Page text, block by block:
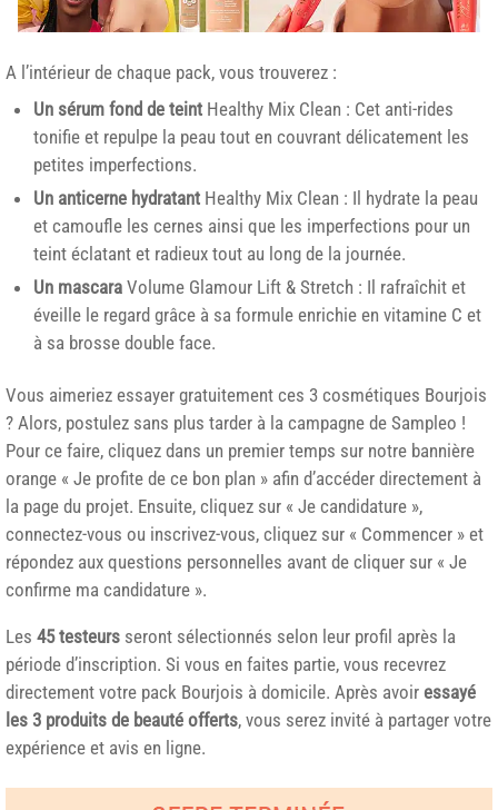
A l’intérieur de chaque pack, vous trouverez :
Un sérum fond de teint Healthy Mix Clean : Cet anti-rides
tonifie et repulpe la peau tout en couvrant délicatement les
petites imperfections.
Un anticerne hydratant Healthy Mix Clean : Il hydrate la peau
et camoufle les cernes ainsi que les imperfections pour un
teint éclatant et radieux tout au long de la journée.
Un mascara Volume Glamour Lift & Stretch : Il rafraîchit et
éveille le regard grâce à sa formule enrichie en vitamine C et
à sa brosse double face.
Vous aimeriez essayer gratuitement ces 3 cosmétiques Bourjois
? Alors, postulez sans plus tarder à la campagne de Sampleo !
Pour ce faire, cliquez dans un premier temps sur notre bannière
orange « Je profite de ce bon plan » afin d’accéder directement à
la page du projet. Ensuite, cliquez sur « Je candidature »,
connectez-vous ou inscrivez-vous, cliquez sur « Commencer » et
répondez aux questions personnelles avant de cliquer sur « Je
confirme ma candidature ».
Les 45 testeurs seront sélectionnés selon leur profil après la
période d’inscription. Si vous en faites partie, vous recevrez
directement votre pack Bourjois à domicile. Après avoir essayé
les 3 produits de beauté offerts, vous serez invité à partager votre
expérience et avis en ligne.